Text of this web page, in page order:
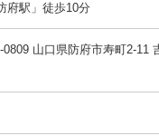
府駅」徒歩10分
0809 山口県防府市寿町2-11